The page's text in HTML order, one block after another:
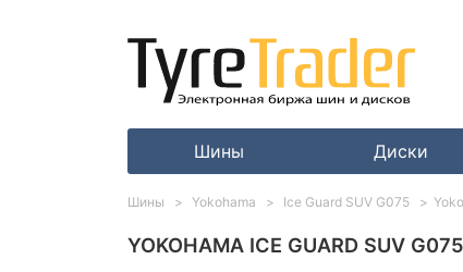
Шины Диски
YOKOHAMA ICE GUARD SUV
Шины Yokohama Ice Guard SUV G075